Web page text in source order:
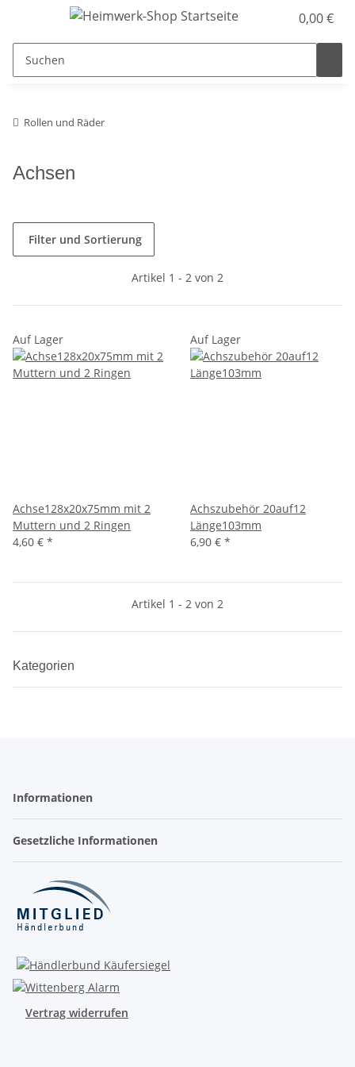
0,00 €
Rollen und Räder
Achsen
Filter und Sortierung
Artikel 1 - 2 von 2
Auf Lager
Achse128x20x75mm mit 2
Muttern und 2 Ringen
4,60 € *
Auf Lager
Achszubehör 20auf12
Länge103mm
6,90 € *
Artikel 1 - 2 von 2
Kategorien
Informationen
Gesetzliche Informationen
Vertrag widerrufen